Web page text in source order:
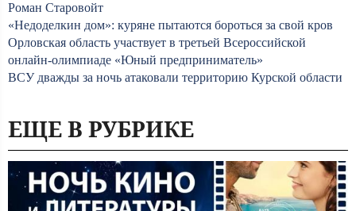
Роман Старовойт
«Недоделкин дом»: куряне пытаются бороться за свой кров
Орловская область участвует в третьей Всероссийской
онлайн-олимпиаде «Юный предприниматель»
ВСУ дважды за ночь атаковали территорию Курской области
ЕЩЕ В РУБРИКЕ